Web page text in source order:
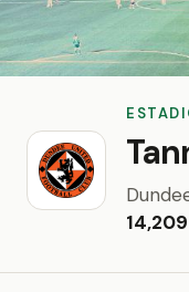
14,209